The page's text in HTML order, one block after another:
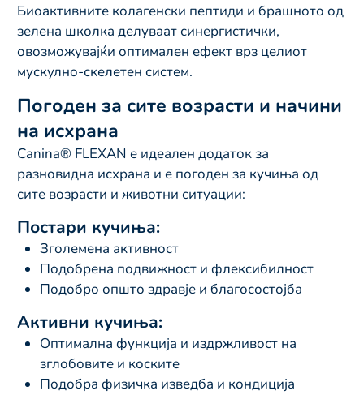
Биоактивните колагенски пептиди и брашното од
зелена школка делуваат синергистички,
овозможувајќи оптимален ефект врз целиот
мускулно-скелетен систем.
Погоден за сите возрасти и начини
на исхрана
Canina® FLEXAN е идеален додаток за
разновидна исхрана и е погоден за кучиња од
сите возрасти и животни ситуации:
Постари кучиња:
Зголемена активност
Подобрена подвижност и флексибилност
Подобро општо здравје и благосостојба
Активни кучиња:
Оптимална функција и издржливост на
зглобовите и коските
Подобра физичка изведба и кондиција